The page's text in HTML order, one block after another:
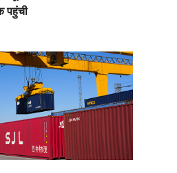
आयोजन 155 देशों, क्षेत्रों और
मामले में ऐतिहासिक रिकॉर्ड तोड़ा
पहुंची